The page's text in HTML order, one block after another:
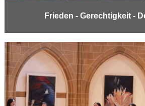
Frieden - Gerechtigkeit -